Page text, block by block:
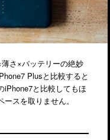
さ×バッテリーの絶妙
Plusと比較すると
iPhone7と比較してもほ
スを取りません。